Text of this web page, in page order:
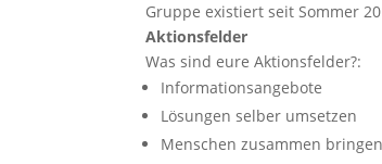
Gruppe existiert seit Sommer
Aktionsfelder
Was sind eure Aktionsfelder?:
Informationsangebote
Lösungen selber umsetzen
Menschen zusammen bringen